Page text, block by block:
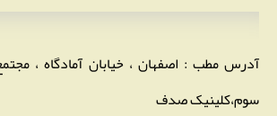
آدرس مطب : اصفهان ، خیابان آمادگاه ،
سوم،کلینیک صدف